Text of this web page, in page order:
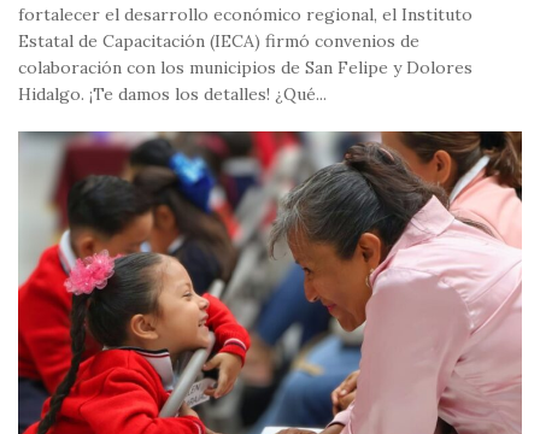
fortalecer el desarrollo económico regional, el Instituto
Estatal de Capacitación (IECA) firmó convenios de
colaboración con los municipios de San Felipe y Dolores
Hidalgo. ¡Te damos los detalles! ¿Qué...